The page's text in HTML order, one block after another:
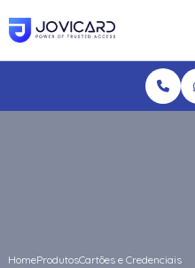
HomeProdutosCartões e Credenciais